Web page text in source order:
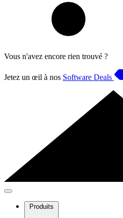
Vous n'avez encore rien trouvé ?
Jetez un œil à nos Software Deals
Produits